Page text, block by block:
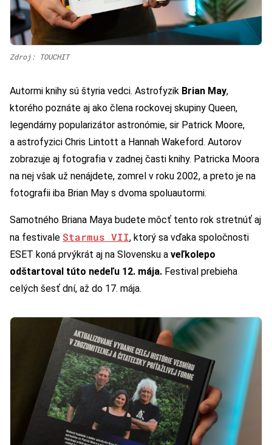
Zdroj: TOUCHIT
Autormi knihy sú štyria vedci. Astrofyzik Brian May,
ktorého poznáte aj ako člena rockovej skupiny Queen,
legendárny popularizátor astronómie, sir Patrick Moore,
a astrofyzici Chris Lintott a Hannah Wakeford. Autorov
zobrazuje aj fotografia v zadnej časti knihy. Patricka Moora
na nej však už nenájdete, zomrel v roku 2002, a preto je na
fotografii iba Brian May s dvoma spoluautormi.
Samotného Briana Maya budete môcť tento rok stretnúť aj
na festivale Starmus VII, ktorý sa vďaka spoločnosti
ESET koná prvýkrát aj na Slovensku a veľkolepo
odštartoval túto nedeľu 12. mája. Festival prebieha
celých šesť dní, až do 17. mája.